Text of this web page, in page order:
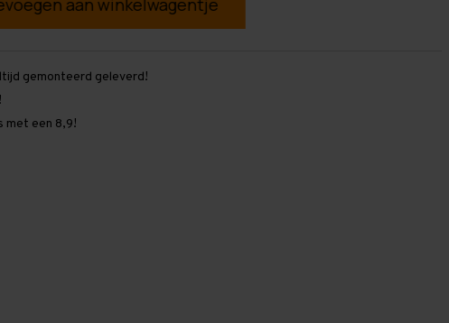
gemonteerd geleverd!
met een 8,9!